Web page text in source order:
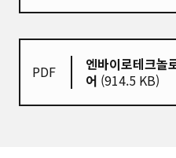
PDF
엔바이로테크놀
어 (914.5 KB)